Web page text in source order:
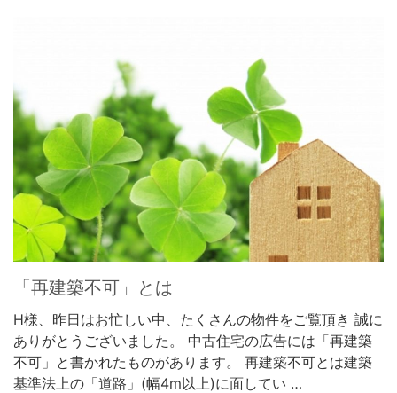
「再建築不可」とは
H様、昨日はお忙しい中、たくさんの物件をご覧頂き 誠に
ありがとうございました。 中古住宅の広告には「再建築
不可」と書かれたものがあります。 再建築不可とは建築
基準法上の「道路」(幅4m以上)に面してい …